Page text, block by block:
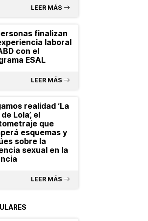
LEER MÁS
finalizan
laboral
con el
ESAL
LEER MÁS
realidad ‘La
Lola’, el
que
esquemas y
sobre la
sexual en la
LEER MÁS